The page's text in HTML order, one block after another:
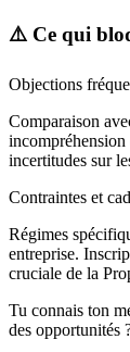
⚠️ Ce qui
Objections
Comparaison
incompréhension
incertitudes sur
Contraintes et
Régimes
entreprise.
cruciale de la
Tu connais ton
des opportunités